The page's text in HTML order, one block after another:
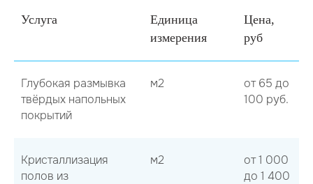
Услуга
Единица
измерения
Цена,
руб
Глубокая размывка
твёрдых напольных
покрытий
м2
от 65 до
100 руб.
Кристаллизация
полов из
м2
от 1 000
до 1 400